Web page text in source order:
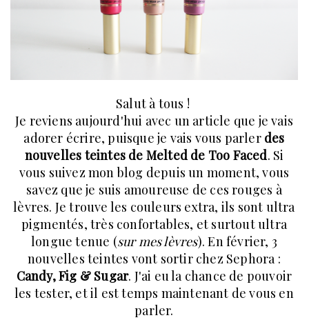
Salut à tous !
Je reviens aujourd'hui avec un article que je vais
adorer écrire, puisque je vais vous parler des
nouvelles teintes de Melted de Too Faced. Si
vous suivez mon blog depuis un moment, vous
savez que je suis amoureuse de ces rouges à
lèvres. Je trouve les couleurs extra, ils sont ultra
pigmentés, très confortables, et surtout ultra
longue tenue (sur mes lèvres). En février, 3
nouvelles teintes vont sortir chez Sephora :
Candy, Fig & Sugar. J'ai eu la chance de pouvoir
les tester, et il est temps maintenant de vous en
parler.